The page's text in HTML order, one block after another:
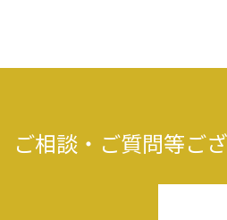
ご相談・ご質問等ご